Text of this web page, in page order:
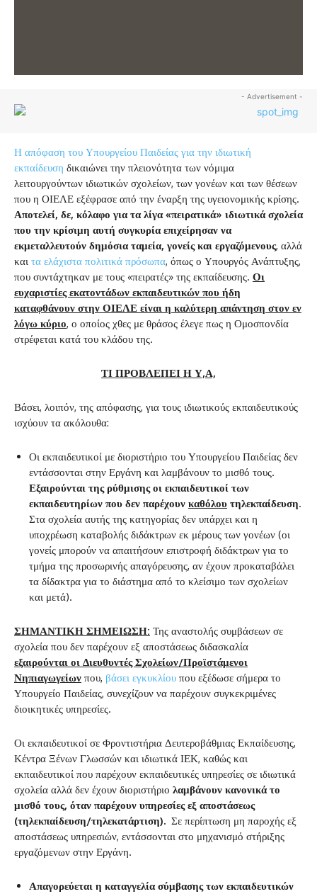
- Advertisement -
Η απόφαση του Υπουργείου Παιδείας για την ιδιωτική
εκπαίδευση δικαιώνει την πλειονότητα των νόμιμα
λειτουργούντων ιδιωτικών σχολείων, των γονέων και των θέσεων
που η ΟΙΕΛΕ εξέφρασε από την έναρξη της υγειονομικής κρίσης.
Αποτελεί, δε, κόλαφο για τα λίγα «πειρατικά» ιδιωτικά σχολεία
που την κρίσιμη αυτή συγκυρία επιχείρησαν να
εκμεταλλευτούν δημόσια ταμεία, γονείς και εργαζόμενους, αλλά
και τα ελάχιστα πολιτικά πρόσωπα, όπως ο Υπουργός Ανάπτυξης,
που συντάχτηκαν με τους «πειρατές» της εκπαίδευσης. Οι
ευχαριστίες εκατοντάδων εκπαιδευτικών που ήδη
καταφθάνουν στην ΟΙΕΛΕ είναι η καλύτερη απάντηση στον εν
λόγω κύριο, ο οποίος χθες με θράσος έλεγε πως η Ομοσπονδία
στρέφεται κατά του κλάδου της.
ΤΙ ΠΡΟΒΛΕΠΕΙ Η Υ,Α,
Βάσει, λοιπόν, της απόφασης, για τους ιδιωτικούς εκπαιδευτικούς
ισχύουν τα ακόλουθα:
Οι εκπαιδευτικοί με διοριστήριο του Υπουργείου Παιδείας δεν
εντάσσονται στην Εργάνη και λαμβάνουν το μισθό τους.
Εξαιρούνται της ρύθμισης οι εκπαιδευτικοί των
εκπαιδευτηρίων που δεν παρέχουν καθόλου τηλεκπαίδευση.
Στα σχολεία αυτής της κατηγορίας δεν υπάρχει και η
υποχρέωση καταβολής διδάκτρων εκ μέρους των γονέων (οι
γονείς μπορούν να απαιτήσουν επιστροφή διδάκτρων για το
τμήμα της προσωρινής απαγόρευσης, αν έχουν προκαταβάλει
τα δίδακτρα για το διάστημα από το κλείσιμο των σχολείων
και μετά).
ΣΗΜΑΝΤΙΚΗ ΣΗΜΕΙΩΣΗ: Της αναστολής συμβάσεων σε
σχολεία που δεν παρέχουν εξ αποστάσεως διδασκαλία
εξαιρούνται οι Διευθυντές Σχολείων/Προϊστάμενοι
Νηπιαγωγείων που, βάσει εγκυκλίου που εξέδωσε σήμερα το
Υπουργείο Παιδείας, συνεχίζουν να παρέχουν συγκεκριμένες
διοικητικές υπηρεσίες.
Οι εκπαιδευτικοί σε Φροντιστήρια Δευτεροβάθμιας Εκπαίδευσης,
Κέντρα Ξένων Γλωσσών και ιδιωτικά ΙΕΚ, καθώς και
εκπαιδευτικοί που παρέχουν εκπαιδευτικές υπηρεσίες σε ιδιωτικά
σχολεία αλλά δεν έχουν διοριστήριο λαμβάνουν κανονικά το
μισθό τους, όταν παρέχουν υπηρεσίες εξ αποστάσεως
(τηλεκπαίδευση/τηλεκατάρτιση). Σε περίπτωση μη παροχής εξ
αποστάσεως υπηρεσιών, εντάσσονται στο μηχανισμό στήριξης
εργαζόμενων στην Εργάνη.
Απαγορεύεται η καταγγελία σύμβασης των εκπαιδευτικών